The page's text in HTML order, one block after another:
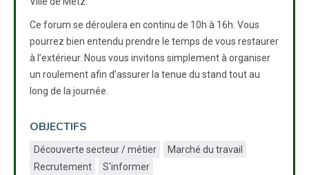
Ce forum se déroulera en continu de 10h à 16h. Vous
pourrez bien entendu prendre le temps de vous restaurer
à l’extérieur. Nous vous invitons simplement à organiser
un roulement afin d’assurer la tenue du stand tout au
long de la journée.
OBJECTIFS
Découverte secteur / métier
Marché du travail
Recrutement
S'informer